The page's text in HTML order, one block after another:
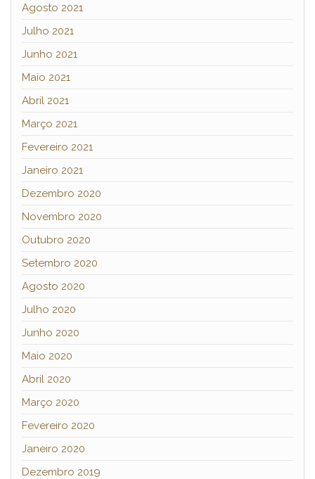
Agosto 2021
Julho 2021
Junho 2021
Maio 2021
Abril 2021
Março 2021
Fevereiro 2021
Janeiro 2021
Dezembro 2020
Novembro 2020
Outubro 2020
Setembro 2020
Agosto 2020
Julho 2020
Junho 2020
Maio 2020
Abril 2020
Março 2020
Fevereiro 2020
Janeiro 2020
Dezembro 2019